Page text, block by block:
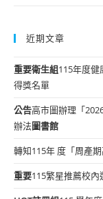
近期文章
重要衛生組115年度
得獎名單
公告高市圖辦理「
辦法圖書館
轉知115年 度「周產
重要115繁星推薦校內